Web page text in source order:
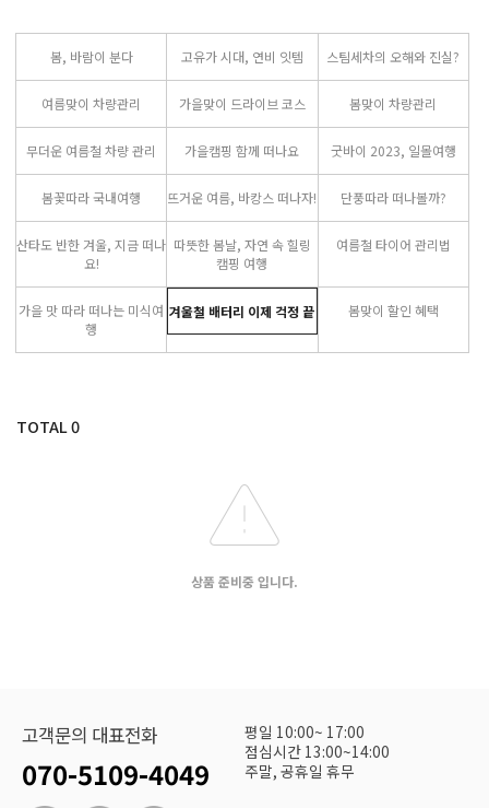
봄, 바람이 분다 고유가 시대, 연비 잇템 스팀세차의 오해와 진실?
여름맞이 차량관리 가을맞이 드라이브 코스 봄맞이 차량관리
무더운 여름철 차량 관리 가을캠핑 함께 떠나요 굿바이 2023, 일몰여행
봄꽃따라 국내여행 뜨거운 여름, 바캉스 떠나자! 단풍따라 떠나볼까?
산타도 반한 겨울, 지금 떠나
요!
따뜻한 봄날, 자연 속 힐링
캠핑 여행
여름철 타이어 관리법
가을 맛 따라 떠나는 미식여
행
겨울철 배터리 이제 걱정 끝 봄맞이 할인 혜택
TOTAL0
상품 준비중 입니다.
고객문의 대표전화
070-5109-4049
평일 10:00~ 17:00
점심시간 13:00~14:00
주말, 공휴일 휴무